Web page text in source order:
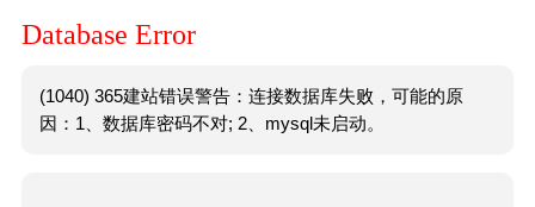
Database Error
(1040) 365建站错误警告：连接数据库失败，可能的原
因：1、数据库密码不对; 2、mysql未启动。